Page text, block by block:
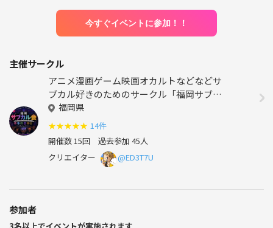
今すぐイベントに参加！！
主催サークル
アニメ漫画ゲーム映画オカルトなどなどサ
ブカル好きのためのサークル「福岡サブカ
ル会」
福岡県
★★★★★ 14件
開催数 15回 過去参加 45人
クリエイター
@ED3T7U
参加者